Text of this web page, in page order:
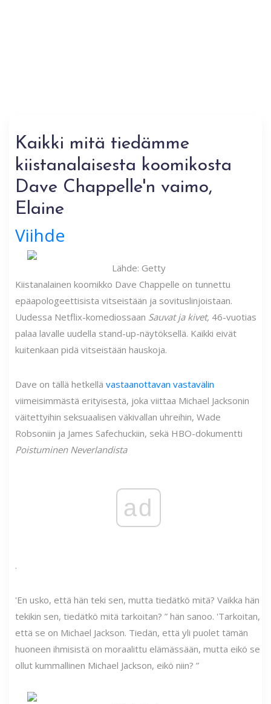
Kaikki mitä tiedämme
kiistanalaisesta koomikosta
Dave Chappelle'n vaimo,
Elaine
Viihde
Lähde: Getty
Kiistanalainen koomikko Dave Chappelle on tunnettu
epäapologeettisista vitseistään ja sovituslinjoistaan.
Uudessa Netflix-komediossaan Sauvat ja kivet, 46-vuotias
palaa lavalle uudella stand-up-näytöksellä. Kaikki eivät
kuitenkaan pidä vitseistään hauskoja.
Dave on tällä hetkellä vastaanottavan vastavälin
viimeisimmästä erityisestä, joka viittaa Michael Jacksonin
väitettyihin seksuaalisen väkivallan uhreihin, Wade
Robsoniin ja James Safechuckiin, sekä HBO-dokumentti
Poistuminen Neverlandista
ad
.
'En usko, että hän teki sen, mutta tiedätkö mitä? Vaikka hän
tekikin sen, tiedätkö mitä tarkoitan? ” hän sanoo. 'Tarkoitan,
että se on Michael Jackson. Tiedän, että yli puolet tämän
huoneen ihmisistä on moraalittu elämässään, mutta eikö se
ollut kummallinen Michael Jackson, eikö niin? ”